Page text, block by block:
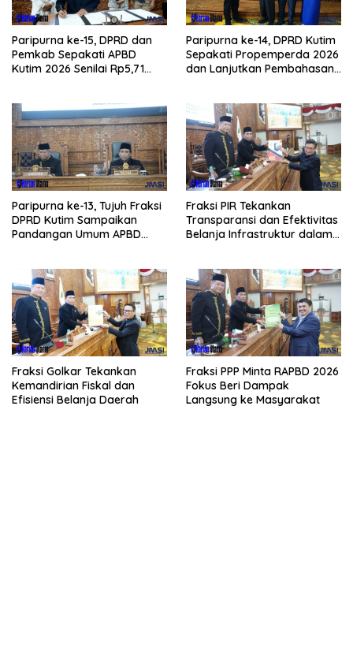
Paripurna ke-15, DPRD dan
Pemkab Sepakati APBD
Kutim 2026 Senilai Rp5,71
Paripurna ke-14, DPRD Kutim
Sepakati Propemperda 2026
dan Lanjutkan Pembahasan
Paripurna ke-13, Tujuh Fraksi
DPRD Kutim Sampaikan
Pandangan Umum APBD
Fraksi PIR Tekankan
Transparansi dan Efektivitas
Belanja Infrastruktur dalam
Fraksi Golkar Tekankan
Kemandirian Fiskal dan
Efisiensi Belanja Daerah
Fraksi PPP Minta RAPBD 2026
Fokus Beri Dampak
Langsung ke Masyarakat